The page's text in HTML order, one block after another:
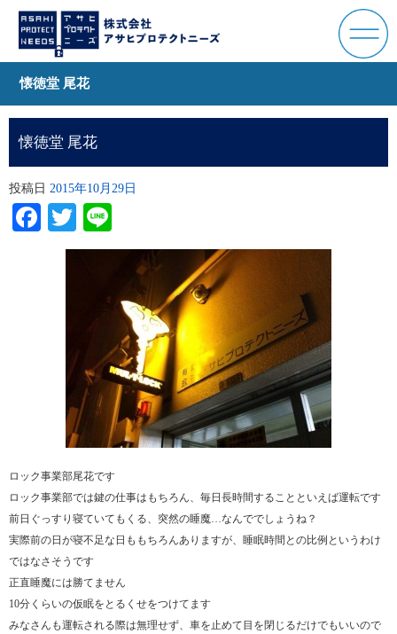
懐徳堂 尾花
懐徳堂 尾花
投稿日 2015年10月29日
Facebook
Twitter
ロック事業部尾花です
ロック事業部では鍵の仕事はもちろん、毎日長時間することといえば運転です
前日ぐっすり寝ていてもくる、突然の睡魔…なんででしょうね？
実際前の日が寝不足な日ももちろんありますが、睡眠時間との比例というわけ
ではなさそうです
正直睡魔には勝てません
10分くらいの仮眠をとるくせをつけてます
みなさんも運転される際は無理せず、車を止めて目を閉じるだけでもいいので